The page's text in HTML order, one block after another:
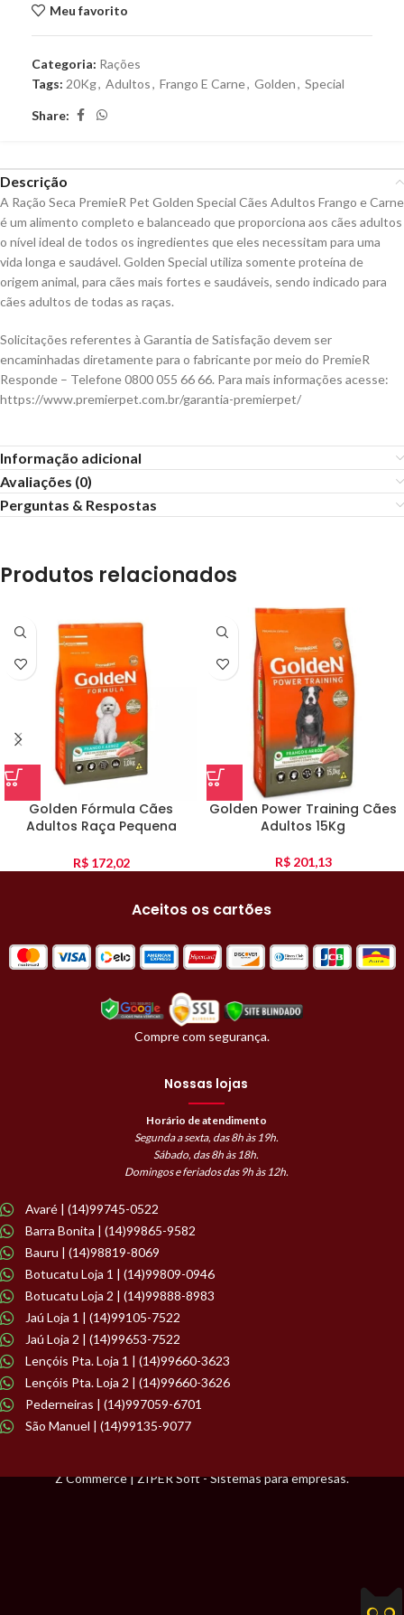
Meu favorito
Categoria: Rações
Tags: 20Kg, Adultos, Frango E Carne, Golden, Special
Share:
Descrição
A Ração Seca PremieR Pet Golden Special Cães Adultos Frango e Carne
é um alimento completo e balanceado que proporciona aos cães adultos
o nível ideal de todos os ingredientes que eles necessitam para uma
vida longa e saudável. Golden Special utiliza somente proteína de
origem animal, para cães mais fortes e saudáveis, sendo indicado para
cães adultos de todas as raças.
Solicitações referentes à Garantia de Satisfação devem ser
encaminhadas diretamente para o fabricante por meio do PremieR
Responde – Telefone 0800 055 66 66. Para mais informações acesse:
https://www.premierpet.com.br/garantia-premierpet/
Informação adicional
Avaliações (0)
Perguntas & Respostas
Produtos relacionados
Golden Fórmula Cães
Adultos Raça Pequena
R$172,02
Golden Power Training Cães
Adultos 15Kg
R$201,13
Aceitos os cartões
Compre com segurança.
Nossas lojas
Horário de atendimento
Segunda a sexta, das 8h às 19h.
Sábado, das 8h às 18h.
Domingos e feriados das 9h às 12h.
Avaré | (14)99745-0522
Barra Bonita | (14)99865-9582
Bauru | (14)98819-8069
Botucatu Loja 1 | (14)99809-0946
Botucatu Loja 2 | (14)99888-8983
Jaú Loja 1 | (14)99105-7522
Jaú Loja 2 | (14)99653-7522
Lençóis Pta. Loja 1 | (14)99660-3623
Lençóis Pta. Loja 2 | (14)99660-3626
Pederneiras | (14)997059-6701
São Manuel | (14)99135-9077
Z Commerce | ZIPER Soft - Sistemas para empresas.